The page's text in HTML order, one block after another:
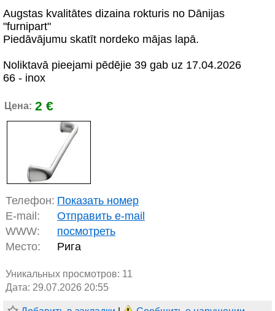
Augstas kvalitātes dizaina rokturis no Dānijas
"furnipart"
Piedāvājumu skatīt nordeko mājas lapā.
Noliktavā pieejami pēdējie 39 gab uz 17.04.2026
66 - inox
Цена: 2 €
Телефон: Показать номер
E-mail:
Отправить e-mail
WWW:
посмотреть
Место:
Рига
Уникальных просмотров: 11
Дата: 29.07.2026 20:55